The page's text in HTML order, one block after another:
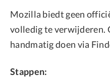
Mozilla biedt geen
volledig te verwijderen.
handmatig doen via
Stappen: